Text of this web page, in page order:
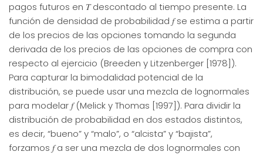
pagos futuros en 𝑇 descontado al tiempo presente. La
función de densidad de probabilidad 𝑓 se estima a partir
de los precios de las opciones tomando la segunda
derivada de los precios de las opciones de compra con
respecto al ejercicio (Breeden y Litzenberger [1978]).
Para capturar la bimodalidad potencial de la
distribución, se puede usar una mezcla de lognormales
para modelar 𝑓 (Melick y Thomas [1997]). Para dividir la
distribución de probabilidad en dos estados distintos,
es decir, “bueno” y “malo”, o “alcista” y “bajista”,
forzamos 𝑓 a ser una mezcla de dos lognormales con